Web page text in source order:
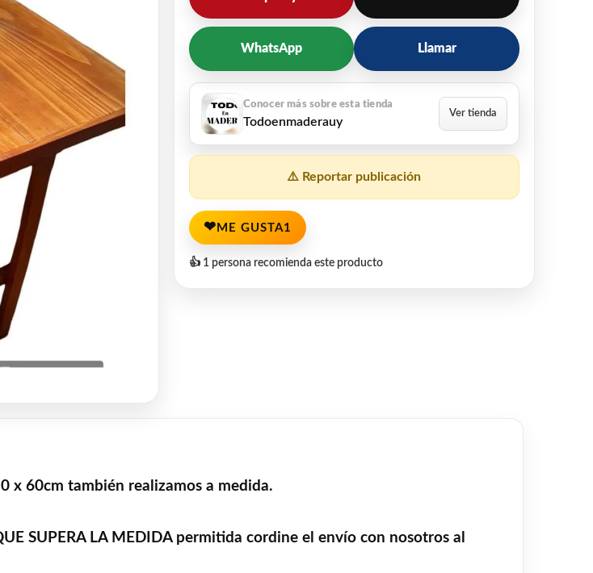
WhatsApp Llamar
Todoenmaderauy
⚠️ Reportar publicación
❤ ME GUSTA1
👍 1 persona recomienda este producto
x 60cm también realizamos a medida.
SUPERA LA MEDIDA permitida cordine el envío con nosotros al